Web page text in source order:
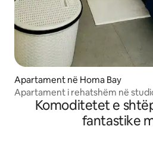
Apartament në Homa Bay
Apartament i rehatshëm në
nga ballkoni
Komoditetet e
fantastike